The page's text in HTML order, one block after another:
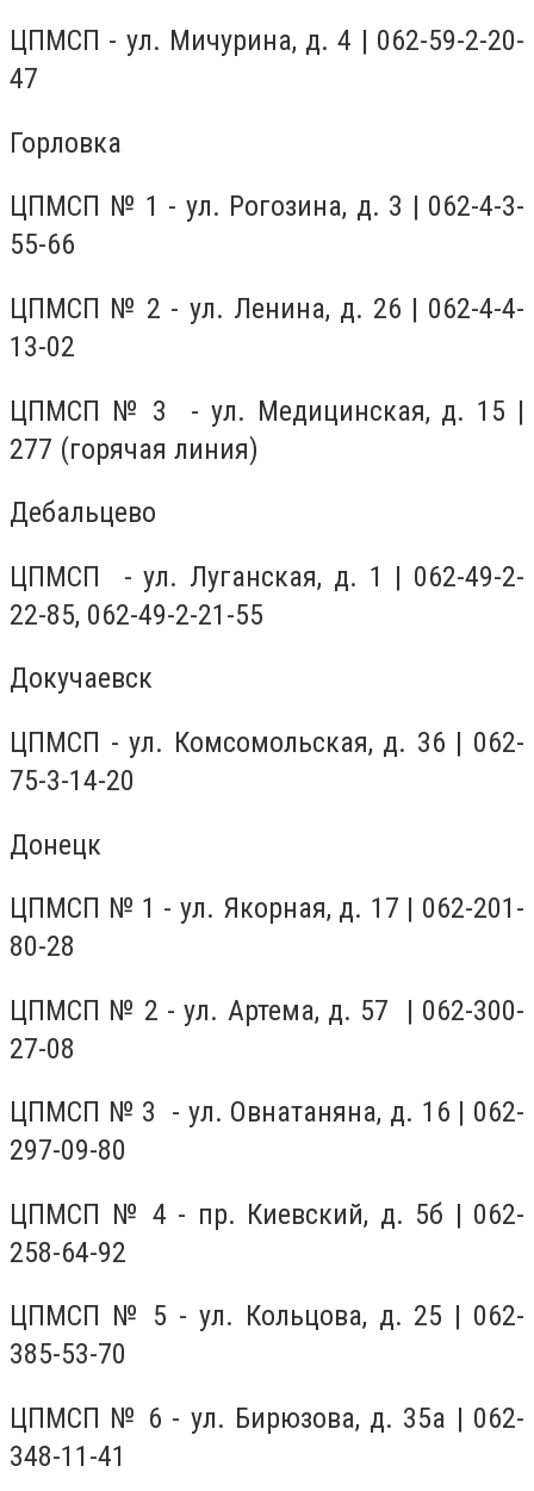
ЦПМСП - ул. Мичурина, д. 4 | 062-59-2-20-
47
Горловка
ЦПМСП № 1 - ул. Рогозина, д. 3 | 062-4-3-
55-66
ЦПМСП № 2 - ул. Ленина, д. 26 | 062-4-4-
13-02
ЦПМСП № 3 - ул. Медицинская, д. 15 |
277 (горячая линия)
Дебальцево
ЦПМСП - ул. Луганская, д. 1 | 062-49-2-
22-85, 062-49-2-21-55
Докучаевск
ЦПМСП - ул. Комсомольская, д. 36 | 062-
75-3-14-20
Донецк
ЦПМСП № 1 - ул. Якорная, д. 17 | 062-201-
80-28
ЦПМСП № 2 - ул. Артема, д. 57 | 062-300-
27-08
ЦПМСП № 3 - ул. Овнатаняна, д. 16 | 062-
297-09-80
ЦПМСП № 4 - пр. Киевский, д. 5б | 062-
258-64-92
ЦПМСП № 5 - ул. Кольцова, д. 25 | 062-
385-53-70
ЦПМСП № 6 - ул. Бирюзова, д. 35а | 062-
348-11-41